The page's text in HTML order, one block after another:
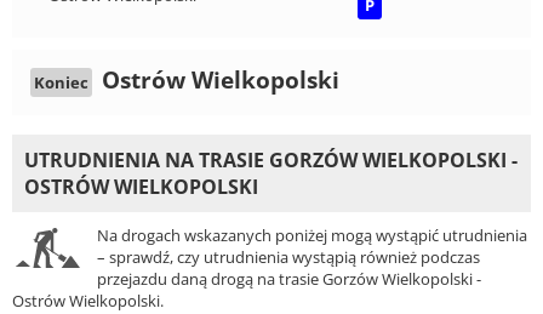
P
Koniec Ostrów Wielkopolski
UTRUDNIENIA NA TRASIE GORZÓW WIELKOPOLSKI -
OSTRÓW WIELKOPOLSKI
Na drogach wskazanych poniżej mogą wystąpić utrudnienia
– sprawdź, czy utrudnienia wystąpią również podczas
przejazdu daną drogą na trasie Gorzów Wielkopolski -
Ostrów Wielkopolski.